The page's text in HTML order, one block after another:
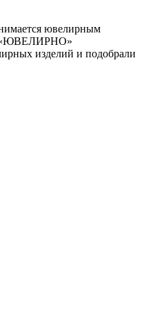
ювелирным
«ЮВЕЛИРНО»
изделий и подобрали